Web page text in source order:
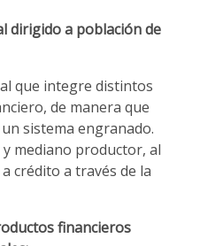
dirigido a población de
que integre distintos
de manera que
sistema engranado.
mediano productor, al
crédito a través de la
financieros